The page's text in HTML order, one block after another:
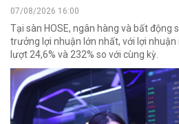
07/08/2026 16:00
Tại sàn HOSE, ngân hàng và bất động
trưởng lợi nhuận lớn nhất, với lợi
lượt 24,6% và 232% so với cùng kỳ.